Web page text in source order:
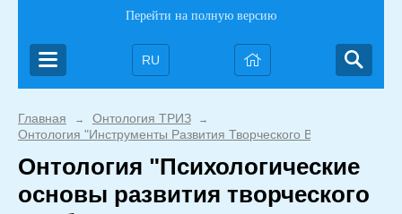
Перейти на полную версию
RU
Главная → Онтология ТРИЗ →
Онтология "Инструменты Развития Творческого Воображения
Онтология "Психологические
основы развития творческого